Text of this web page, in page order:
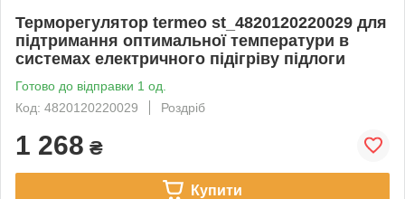
Tepморегулятор termeo st_4820120220029 для
підтримання оптимальної температури в
системах електричного підігріву підлоги
Готово до відправки 1 од.
Код: 4820120220029
Роздріб
1 268 ₴
Купити